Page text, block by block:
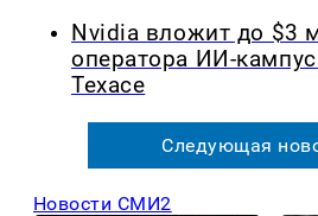
Nvidia вложит до $3
оператора ИИ-
Техасе
Следующая
Новости СМИ2